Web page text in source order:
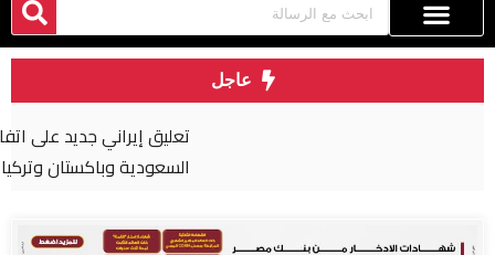
عاجل
تعليق إيراني جديد على اتفاق الدفاع المشترك بين